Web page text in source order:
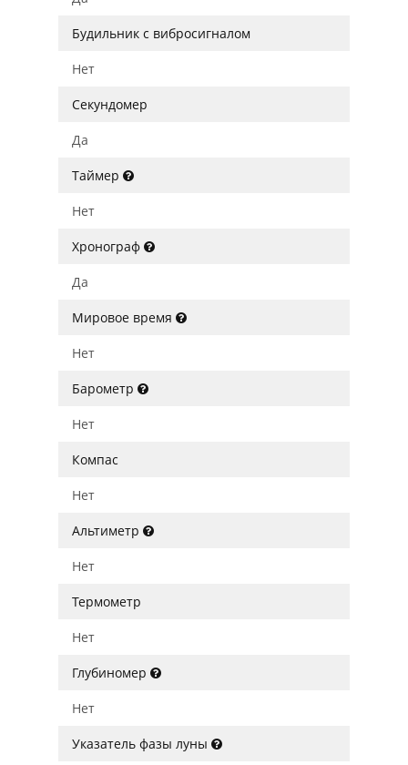
Будильник с вибросигналом
Нет
Секундомер
Да
Таймер
Нет
Хронограф
Да
Мировое время
Нет
Барометр
Нет
Компас
Нет
Альтиметр
Нет
Термометр
Нет
Глубиномер
Нет
Указатель фазы луны